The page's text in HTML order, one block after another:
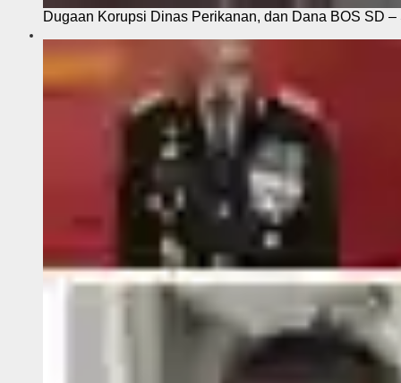
Dugaan Korupsi Dinas Perikanan, dan Dana BOS SD